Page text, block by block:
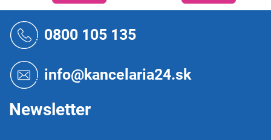
0800 105 135
info@kancelaria24.sk
Newsletter